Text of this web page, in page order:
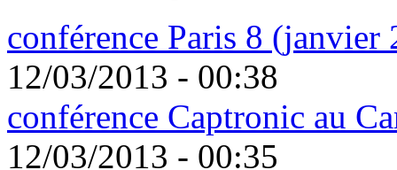
conférence Paris 8 (janvier
12/03/2013 - 00:38
conférence Captronic au
12/03/2013 - 00:35